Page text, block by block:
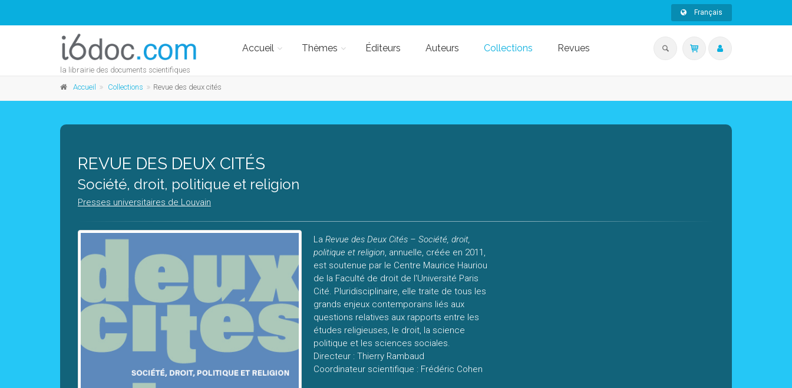
Français
la librairie des documents scientifiques
Accueil Thèmes Éditeurs Auteurs Collections Revues
Accueil Collections Revue des deux cités
REVUE DES DEUX CITÉS
Société, droit, politique et religion
Presses universitaires de Louvain
La Revue des Deux Cités – Société, droit,
politique et religion, annuelle, créée en 2011,
est soutenue par le Centre Maurice Hauriou
de la Faculté de droit de l'Université Paris
Cité. Pluridisciplinaire, elle traite de tous les
grands enjeux contemporains liés aux
questions relatives aux rapports entre les
études religieuses, le droit, la science
politique et les sciences sociales.
Directeur : Thierry Rambaud
Coordinateur scientifique : Frédéric Cohen